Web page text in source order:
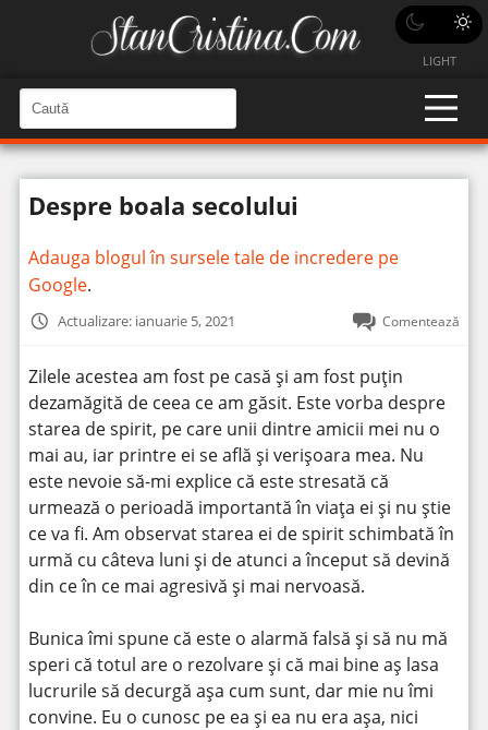
LIGHT
a
u
t
n
C
a
u
î
n
t
Despre boala secolului
Adauga blogul în sursele tale de incredere pe
Google.
Actualizare: ianuarie 5, 2021 Comentează
Zilele acestea am fost pe casă și am fost puțin
dezamăgită de ceea ce am găsit. Este vorba despre
starea de spirit, pe care unii dintre amicii mei nu o
mai au, iar printre ei se află și verișoara mea. Nu
este nevoie să-mi explice că este stresată că
urmează o perioadă importantă în viața ei și nu știe
ce va fi. Am observat starea ei de spirit schimbată în
urmă cu câteva luni și de atunci a început să devină
din ce în ce mai agresivă și mai nervoasă.
Bunica îmi spune că este o alarmă falsă și să nu mă
speri că totul are o rezolvare și că mai bine aș lasa
lucrurile să decurgă așa cum sunt, dar mie nu îmi
convine. Eu o cunosc pe ea și ea nu era așa, nici